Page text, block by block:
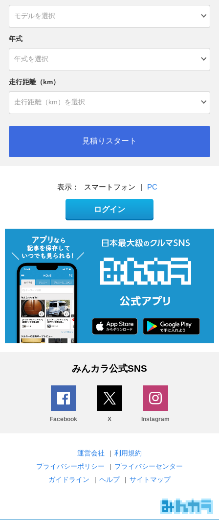
年式
走行距離（km）
見積りスタート
表示： スマートフォン | PC
ログイン
みんカラ公式SNS
Facebook X Instagram
運営会社 | 利用規約
プライバシーポリシー
| プライバシーセンター
ガイドライン
| ヘルプ | サイトマップ